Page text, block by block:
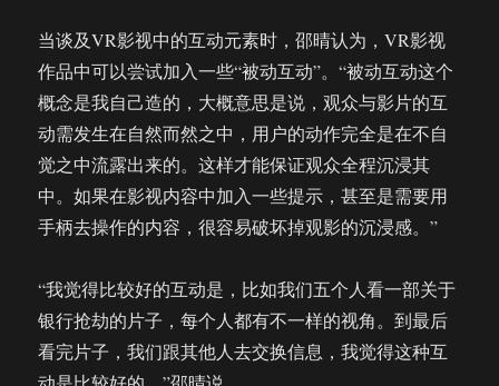
当谈及VR影视中的互动元素时，邵晴认为，VR影视
作品中可以尝试加入一些“被动互动”。“被动互动这个
概念是我自己造的，大概意思是说，观众与影片的互
动需发生在自然而然之中，用户的动作完全是在不自
觉之中流露出来的。这样才能保证观众全程沉浸其
中。如果在影视内容中加入一些提示，甚至是需要用
手柄去操作的内容，很容易破坏掉观影的沉浸感。”
“我觉得比较好的互动是，比如我们五个人看一部关于
银行抢劫的片子，每个人都有不一样的视角。到最后
看完片子，我们跟其他人去交换信息，我觉得这种互